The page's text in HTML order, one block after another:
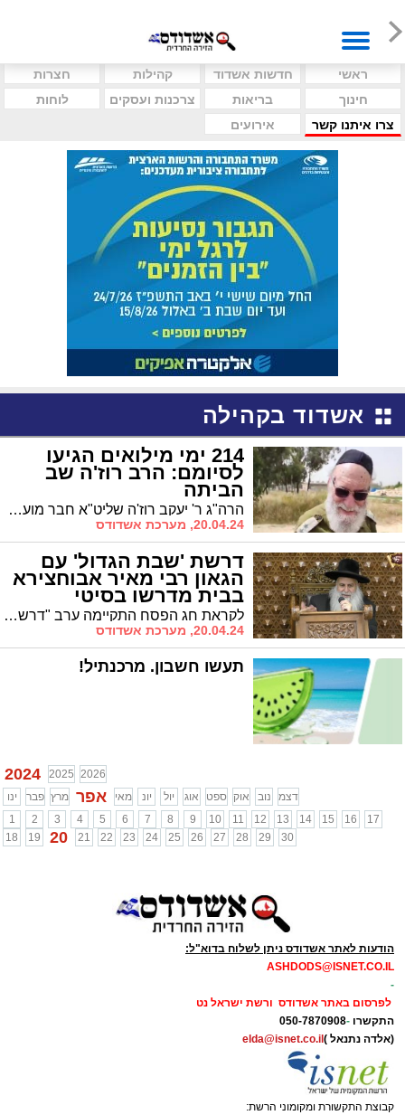
ראשי חדשות אשדוד קהילות
חצרות
חינוך
בריאות צרכנות ועסקים
לוחות
צרו איתנו קשר
אירועים
אשדוד בקהילה
214 ימי מילואים הגיעו
לסיומם: הרב רוז'ה שב
הביתה
הרה"ג ר' יעקב רוז'ה שליט"א חבר מועצת הרבנות הראשית לישראל ויו"ר ועד רבני זק"א שב לביתו מאז אסון טבח שמחת תורה
20.04.24, מערכת אשדודס
דרשת 'שבת הגדול' עם
הגאון רבי מאיר אבוחצירא
בבית מדרשו בסיטי
לקראת חג הפסח התקיימה ערב "דרשת שבת הגדול" בבית הכנסת "תפארת רפאל" בסיטי, מפי הרה"ג רבי מאיר אבוחצירא שליט"א.
20.04.24, מערכת אשדודס
תעשו חשבון. מרכנתיל!
2024 2025 2026
ינו
פבר מרץ אפר מאי יונ יול אוג ספט אוק נוב
דצמ
1
2 3 4 5 6 7 8 9 10 11 12 13 14 15 16
17
18
19 20 21 22 23 24 25 26 27 28 29 30
הודעות לאתר אשדודס ניתן לשלוח בדוא"ל:
ASHDODS@ISNET.CO.IL
-
לפרסום באתר אשדודס ורשת ישראל נט
התקשרו -
050-7870908
(אלדה נתנאל ) elda@isnet.co.il
קבוצת התקשורת ומקומוני הרשת: